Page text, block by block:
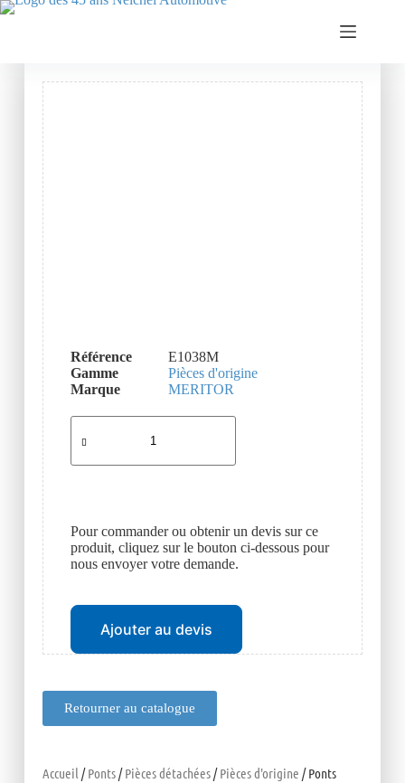
Retourner au catalogue
Accueil /Ponts/Pièces détachées/Pièces d'origine / Ponts
Référence
E1038M
Gamme
Pièces d'origine
Marque
MERITOR
Pour commander ou obtenir un devis sur ce
produit, cliquez sur le bouton ci-dessous pour
nous envoyer votre demande.
Ajouter au devis